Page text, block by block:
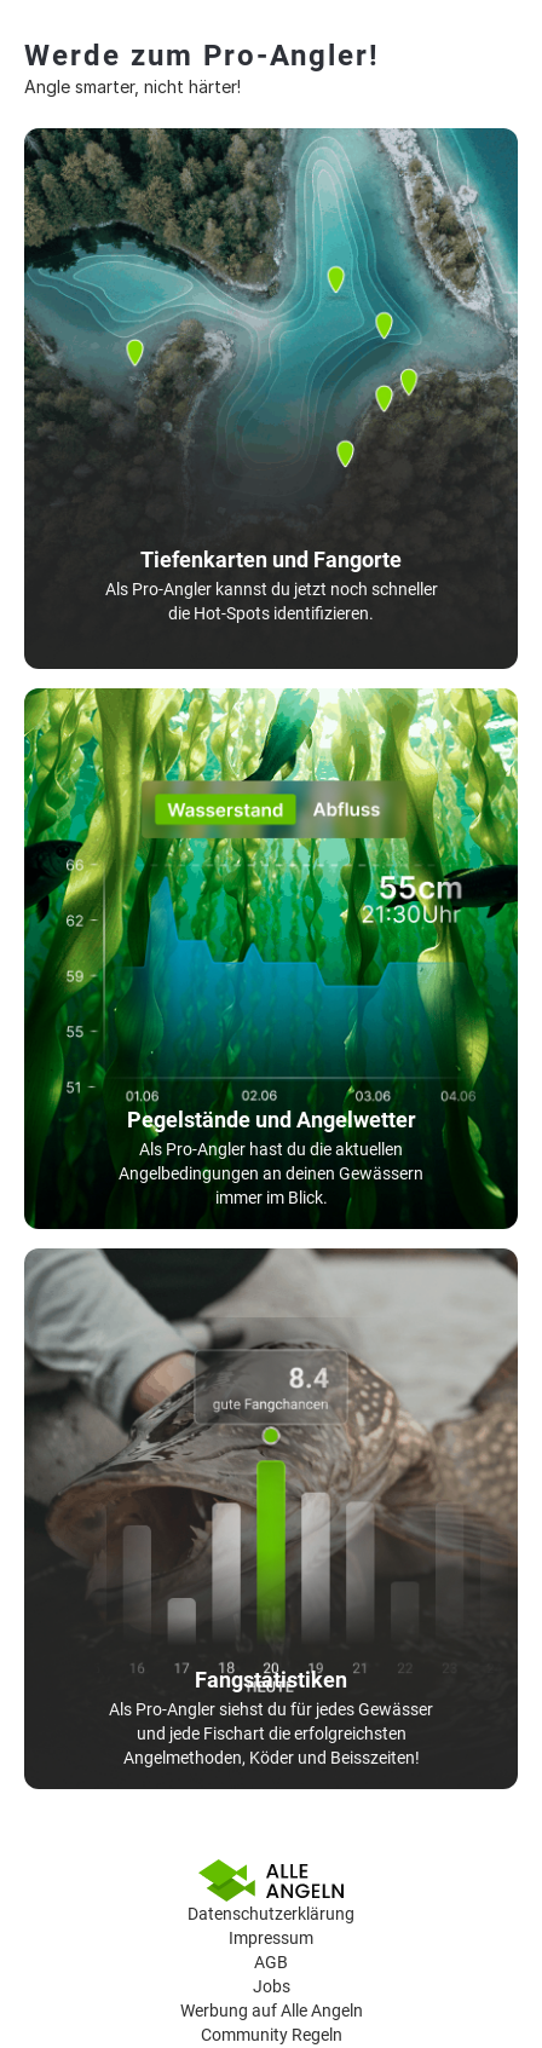
Werde zum Pro-Angler!
Angle smarter, nicht härter!
Tiefenkarten und Fangorte
Als Pro-Angler kannst du jetzt noch schneller
die Hot-Spots identifizieren.
Pegelstände und Angelwetter
Als Pro-Angler hast du die aktuellen
Angelbedingungen an deinen Gewässern
immer im Blick.
Fangstatistiken
Als Pro-Angler siehst du für jedes Gewässer
und jede Fischart die erfolgreichsten
Angelmethoden, Köder und Beisszeiten!
Datenschutzerklärung
Impressum
AGB
Jobs
Werbung auf Alle Angeln
Community Regeln